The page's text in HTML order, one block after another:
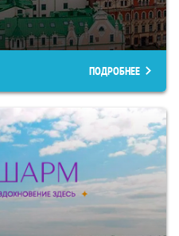
ПОДРОБНЕЕ